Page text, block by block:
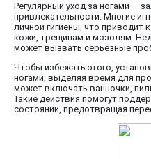
Регулярный уход за ногами —
привлекательности. Многие
личной гигиены, что приводит
кожи, трещинам и мозолям.
может вызвать серьезные
Чтобы избежать этого,
ногами, выделяя время для
может включать ванночки,
Такие действия помогут
состоянии, предотвращая